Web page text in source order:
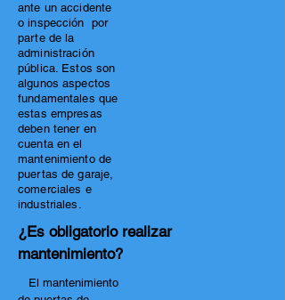
ante un accidente
o inspección por
parte de la
administración
pública. Estos son
algunos aspectos
fundamentales que
estas empresas
deben tener en
cuenta en el
mantenimiento de
puertas de garaje,
comerciales e
industriales.
¿Es obligatorio realizar
mantenimiento?
El mantenimiento